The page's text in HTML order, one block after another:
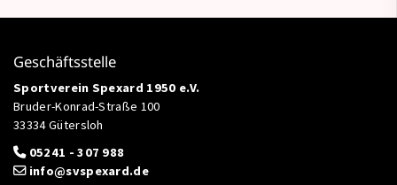
Geschäftsstelle
Sportverein Spexard 1950 e.V.
Bruder-Konrad-Straße 100
33334 Gütersloh
05241 - 307 988
info@svspexard.de